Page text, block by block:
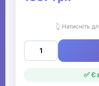
👆 Натисніть
✅ Є